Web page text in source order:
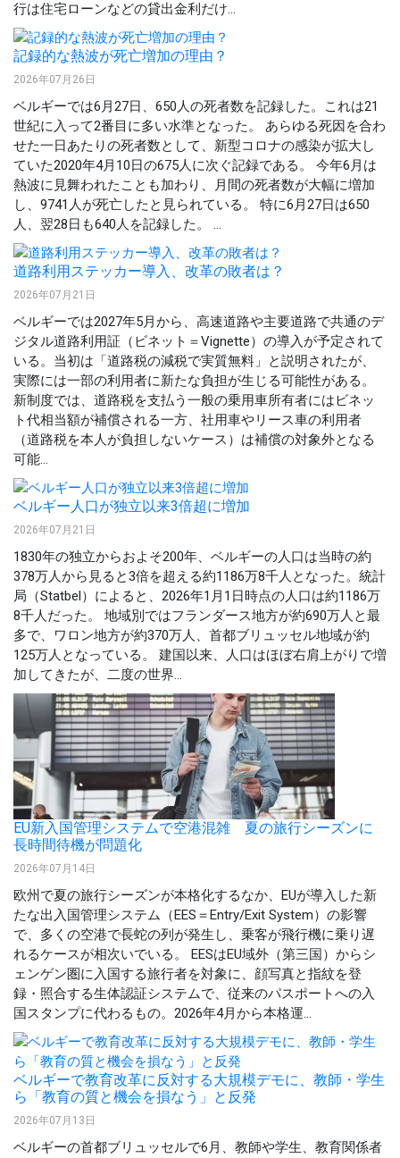
行は住宅ローンなどの貸出金利だけ...
記録的な熱波が死亡増加の理由？
2026年07月26日
ベルギーでは6月27日、650人の死者数を記録した。これは21
世紀に入って2番目に多い水準となった。 あらゆる死因を合わ
せた一日あたりの死者数として、新型コロナの感染が拡大し
ていた2020年4月10日の675人に次ぐ記録である。 今年6月は
熱波に見舞われたことも加わり、月間の死者数が大幅に増加
し、9741人が死亡したと見られている。 特に6月27日は650
人、翌28日も640人を記録した。 ...
道路利用ステッカー導入、改革の敗者は？
2026年07月21日
ベルギーでは2027年5月から、高速道路や主要道路で共通のデ
ジタル道路利用証（ビネット＝Vignette）の導入が予定されて
いる。当初は「道路税の減税で実質無料」と説明されたが、
実際には一部の利用者に新たな負担が生じる可能性がある。
新制度では、道路税を支払う一般の乗用車所有者にはビネッ
ト代相当額が補償される一方、社用車やリース車の利用者
（道路税を本人が負担しないケース）は補償の対象外となる
可能...
ベルギー人口が独立以来3倍超に増加
2026年07月21日
1830年の独立からおよそ200年、ベルギーの人口は当時の約
378万人から見ると3倍を超える約1186万8千人となった。統計
局（Statbel）によると、2026年1月1日時点の人口は約1186万
8千人だった。 地域別ではフランダース地方が約690万人と最
多で、ワロン地方が約370万人、首都ブリュッセル地域が約
125万人となっている。 建国以来、人口はほぼ右肩上がりで増
加してきたが、二度の世界...
EU新入国管理システムで空港混雑 夏の旅行シーズンに
長時間待機が問題化
2026年07月14日
欧州で夏の旅行シーズンが本格化するなか、EUが導入した新
たな出入国管理システム（EES＝Entry/Exit System）の影響
で、多くの空港で長蛇の列が発生し、乗客が飛行機に乗り遅
れるケースが相次いでいる。 EESはEU域外（第三国）からシ
ェンゲン圏に入国する旅行者を対象に、顔写真と指紋を登
録・照合する生体認証システムで、従来のパスポートへの入
国スタンプに代わるもの。2026年4月から本格運...
ベルギーで教育改革に反対する大規模デモに、教師・学生
ら「教育の質と機会を損なう」と反発
2026年07月13日
ベルギーの首都ブリュッセルで6月、教師や学生、教育関係者